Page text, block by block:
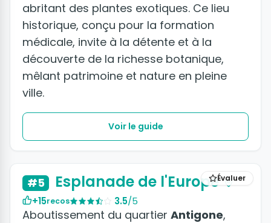
abritant des plantes exotiques. Ce lieu
historique, conçu pour la formation
médicale, invite à la détente et à la
découverte de la richesse botanique,
mêlant patrimoine et nature en pleine
ville.
Voir le guide
Évaluer
#5 Esplanade de l'Europe
+15recos 3.5/5
Aboutissement du quartier Antigone,